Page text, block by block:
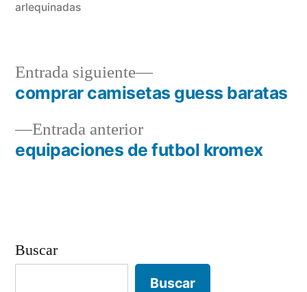
arlequinadas
Navegación
de
entradas
Entrada anteriorEntrada
anterior:
equipaciones de futbol kromex
Entrada siguiente
Entrada
siguiente:
comprar camisetas guess baratas
Buscar
Buscar